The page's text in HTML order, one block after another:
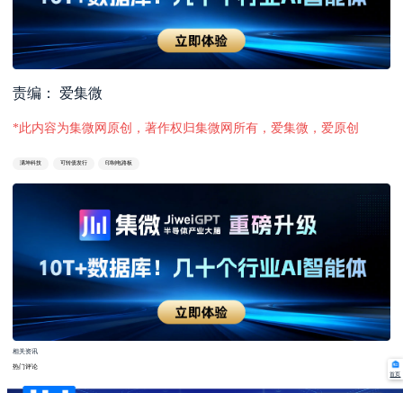
责编： 爱集微
*此内容为集微网原创，著作权归集微网所有，爱集微，爱原创
满坤科技 可转债发行 印制电路板
相关资讯
热门评论
首页